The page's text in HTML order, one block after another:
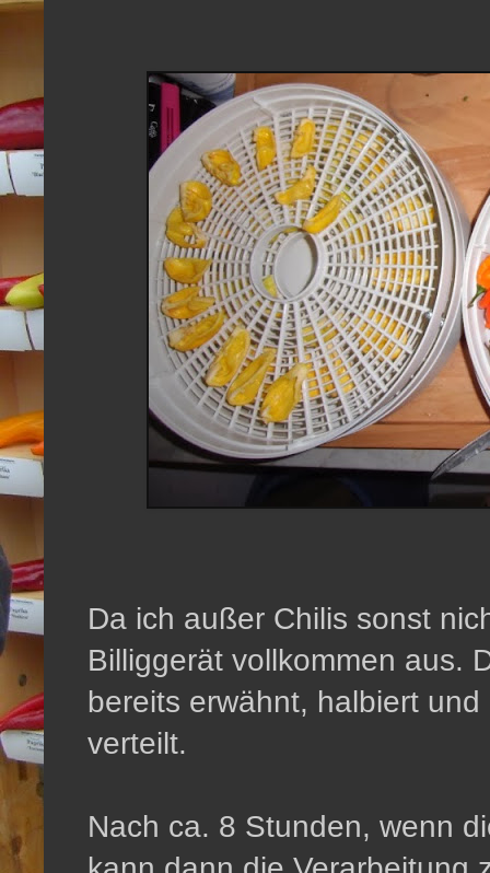
Da ich außer Chilis sonst
Billiggerät vollkommen aus.
bereits erwähnt, halbiert
verteilt.
Nach ca. 8 Stunden, wenn